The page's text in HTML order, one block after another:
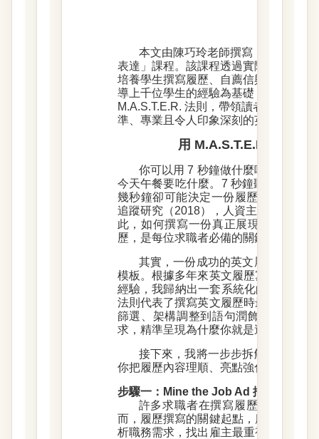
本文由陳巧玲老師撰寫，內容源自
表達」課程。該課程透過實際案例分析
培養學生撰寫履歷、自薦信與企畫案的
導上千位學生的經驗為基礎，歸納出
M.A.S.T.E.R. 法則，帶領讀者從職缺分
準、專業且令人印象深刻的英文履歷。
用 M.A.S.T.E.R. 法則讓
你可以用 7 秒鐘做什麼呢？滑一則
今天午餐要吃什麼。7 秒鐘聽起來不長
幾秒鐘卻可能決定一份履歷（resume
追蹤研究（2018），人資主管在初步
此，如何撰寫一份真正展現你的價值
歷，是每位求職者必備的關鍵能力。
其實，一份成功的英文履歷，不單
模板。根據多年來英文履歷寫作教學與
經驗，我歸納出一套系統化的履歷寫作
法則代表了撰寫英文履歷時最重要的六
篩選、架構調整到語句潤飾，幫助你
求，精準呈現為什麼你就是這個職位的
接下來，我將一步步拆解這六個關
你把履歷內容理順、亮點強化，寫出讓
步驟一：Mine the Job Ad 挖掘職缺中
許多求職者在撰寫履歷時，往往
而，履歷撰寫的關鍵起點，應該是從職
析職務需求，找出雇主最重視的技能、